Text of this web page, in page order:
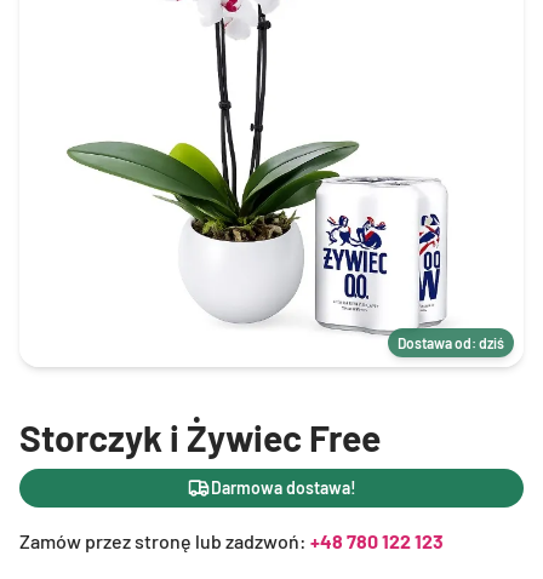
Dostawa od: dziś
Storczyk i Żywiec Free
Darmowa dostawa!
Zamów przez stronę lub zadzwoń: +48 780 122 123